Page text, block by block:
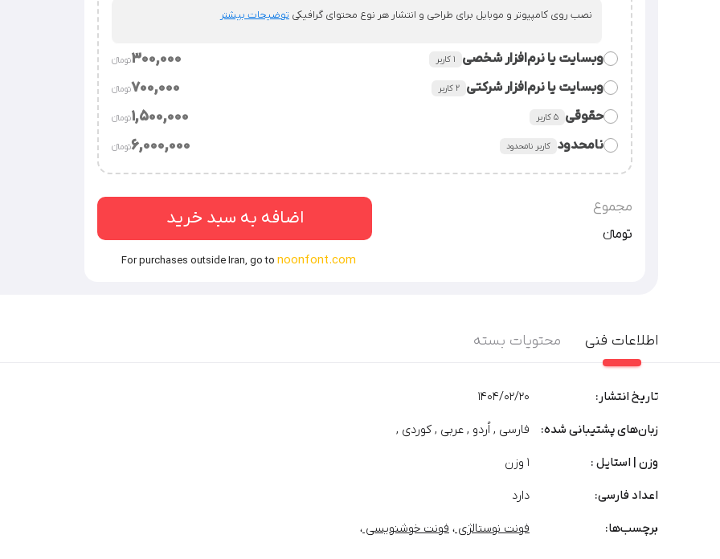
نصب روی کامپیوتر و موبایل برای طراحی و انتشار هر نوع محتوای گرافیکی توضیحات بیشتر
وبسایت یا نرم‌افزار شخصی ۱ کاربر 300,000تومان‫ء‬‫
قراردادن فایل فونت در سورس وبسایت یا نرم‌افزار شخصی.
وبسایت یا نرم‌افزار شرکتی ٢ کاربر 700,000تومان‫ء‬‫
قراردادن فایل فونت در سورس وبسایت یا نرم‌افزار شرکت.
حقوقی ۵ کاربر 1,500,000تومان‫ء‬‫
استفاده از فایل فونت در همه‌ی امور شرکت، سازمان یا موسسه.
نامحدود کاربر نامحدود 6,000,000تومان‫ء‬‫
مجموع
تومان‫ء‬‫
اضافه به سبد خرید
For purchases outside Iran, go to noonfont.com
اطلاعات فنی محتویات بسته
تاریخ انتشار: 1404/02/20
زبان‌های پشتیبانی شده: فارسی , اُردو , عربی , کوردی ,
وزن | استایل : 1 وزن
اعداد فارسی: دارد
برچسب‌‌ها: فونت نوستالژی، فونت خوشنویسی،